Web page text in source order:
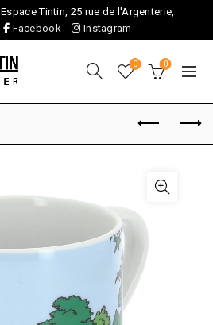
Espace Tintin, 25 rue de l'Argenterie,
Facebook Instagram
0 0